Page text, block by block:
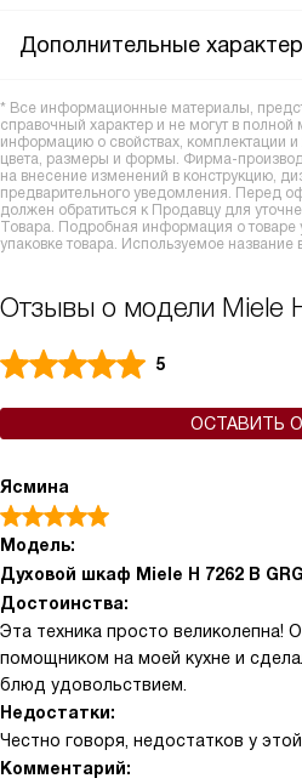
Дополнительные
* Все информационные материалы,
справочный характер и не могут в
информацию о свойствах, комплектации и
цвета, размеры и формы. Фирма-
на внесение изменений в конструкцию,
предварительного уведомления. Перед
должен обратиться к Продавцу для
Товара. Подробная информация о товаре
упаковке товара. Используемое
Отзывы о модели Miele
5
ОСТАВИТЬ
Ясмина
Модель:
Духовой шкаф Miele H 7262 B
Достоинства:
Эта техника просто великолепна!
помощником на моей кухне и
блюд удовольствием.
Недостатки:
Честно говоря, недостатков у
Комментарий: